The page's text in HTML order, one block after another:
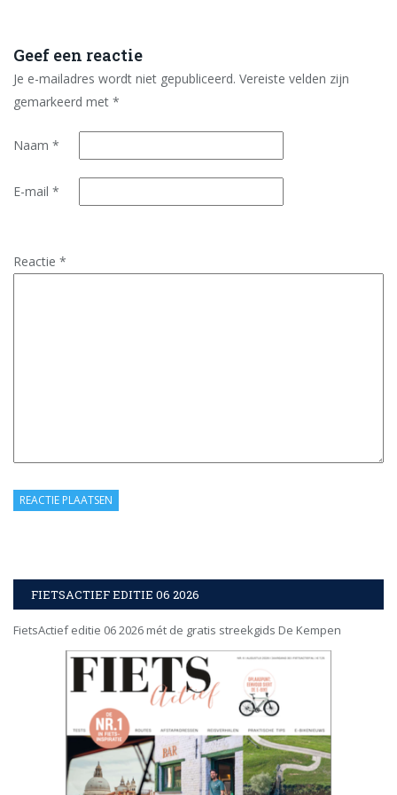
Geef een reactie
Je e-mailadres wordt niet gepubliceerd. Vereiste velden zijn
gemarkeerd met *
Naam *
E-mail *
Reactie *
FIETSACTIEF EDITIE 06 2026
FietsActief editie 06 2026 mét de gratis streekgids De Kempen